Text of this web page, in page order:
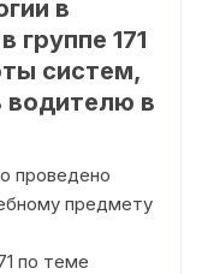
в
группе 171
систем,
водителю в
проведено
предмету
по теме